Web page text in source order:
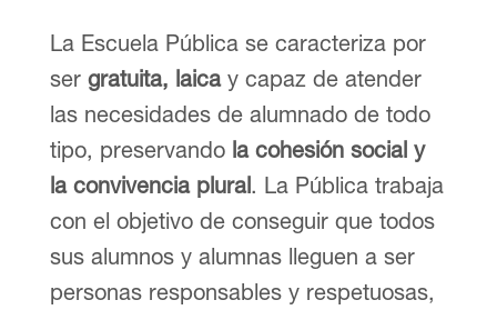
La Escuela Pública se caracteriza por
ser gratuita, laicay capaz de atender
las necesidades de alumnado de todo
tipo, preservando la cohesión social y
la convivencia plural. La Pública trabaja
con el objetivo de conseguir que todos
sus alumnos y alumnas lleguen a ser
personas responsables y respetuosas,